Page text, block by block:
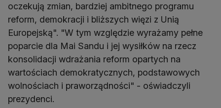
oczekują zmian, bardziej ambitnego programu
reform, demokracji i bliższych więzi z Unią
Europejską". "W tym względzie wyrażamy pełne
poparcie dla Mai Sandu i jej wysiłków na rzecz
konsolidacji wdrażania reform opartych na
wartościach demokratycznych, podstawowych
wolnościach i praworządności" - oświadczyli
prezydenci.